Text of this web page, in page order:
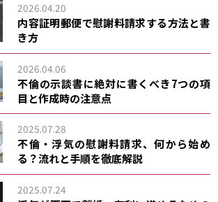
2026.04.20
内容証明郵便で慰謝料請求する方法と書
き方
2026.04.06
不倫の示談書に絶対に書くべき7つの項
目と作成時の注意点
2025.07.28
不倫・浮気の慰謝料請求、何から始め
る？流れと手順を徹底解説
2025.07.24